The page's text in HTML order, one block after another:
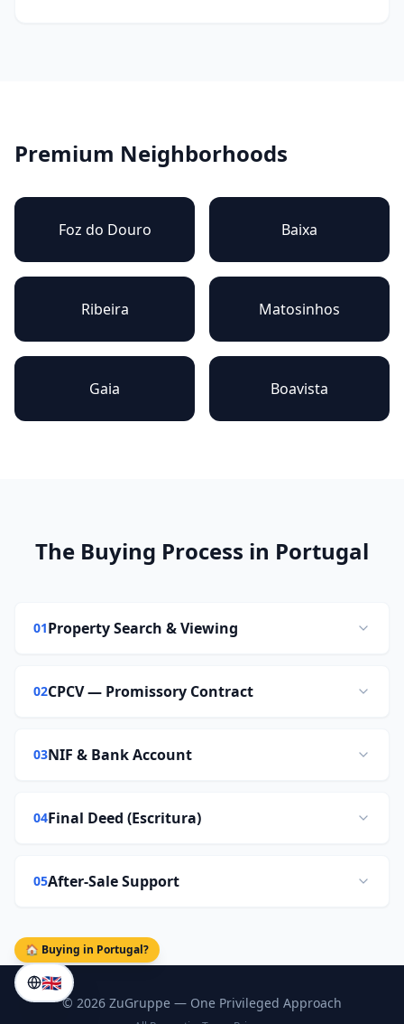
🏠 Buying in Portugal?
🇬🇧
Premium Neighborhoods
Foz do Douro Baixa
Ribeira Matosinhos
Gaia Boavista
The Buying Process in Portugal
01Property Search & Viewing
02CPCV — Promissory Contract
03NIF & Bank Account
04Final Deed (Escritura)
05After-Sale Support
© 2026 ZuGruppe — One Privileged Approach